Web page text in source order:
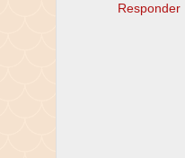
Responder